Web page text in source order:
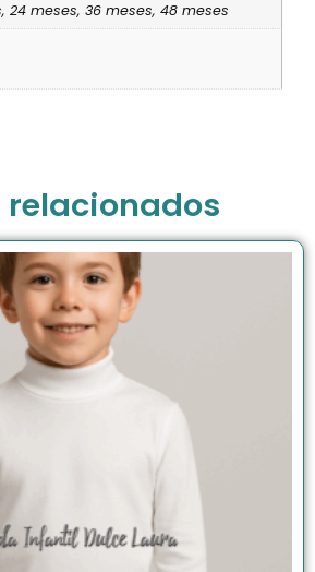
24 meses, 36 meses, 48 meses
relacionados